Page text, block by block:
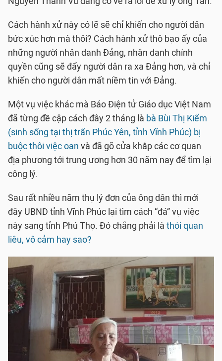
Cách hành xử này có lẽ sẽ chỉ khiến cho người dân
bức xúc hơn mà thôi? Cách hành xử thô bạo ấy của
những người nhân danh Đảng, nhân danh chính
quyền cũng sẽ đẩy người dân ra xa Đảng hơn, và chỉ
khiến cho người dân mất niềm tin với Đảng.
Một vụ việc khác mà Báo Điện tử Giáo dục Việt Nam
đã từng đề cập cách đây 2 tháng là bà Bùi Thị Kiểm
(sinh sống tại thị trấn Phúc Yên, tỉnh Vĩnh Phúc) bị
buộc thôi việc oan và đã gõ cửa khắp các cơ quan
địa phương tới trung ương hơn 30 năm nay để tìm lại
công lý.
Sau rất nhiều năm thụ lý đơn của ông dân thì mới
đây UBND tỉnh Vĩnh Phúc lại tìm cách “đá” vụ việc
này sang tỉnh Phú Thọ. Đó chẳng phải là thói quan
liêu, vô cảm hay sao?